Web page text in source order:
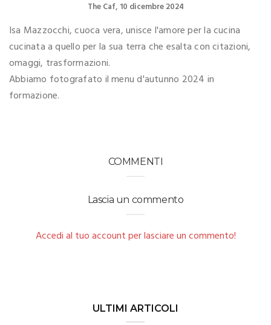
The Caf 10 dicembre 2024
Isa Mazzocchi, cuoca vera, unisce l'amore per la cucina
cucinata a quello per la sua terra che esalta con citazioni,
omaggi, trasformazioni.
Abbiamo fotografato il menu d'autunno 2024 in
formazione.
COMMENTI
Lascia un commento
Accedi al tuo account per lasciare un commento!
ULTIMI ARTICOLI